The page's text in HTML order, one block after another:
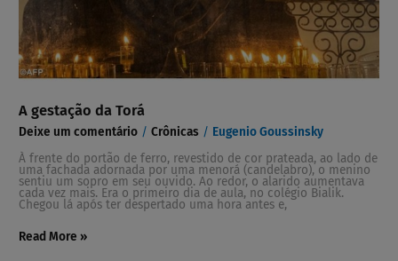
A gestação da Torá
Deixe um comentário /Crônicas / Eugenio Goussinsky
À frente do portão de ferro, revestido de cor prateada, ao lado de
uma fachada adornada por uma menorá (candelabro), o menino
sentiu um sopro em seu ouvido. Ao redor, o alarido aumentava
cada vez mais. Era o primeiro dia de aula, no colégio Bialik.
Chegou lá após ter despertado uma hora antes e,
Read More »